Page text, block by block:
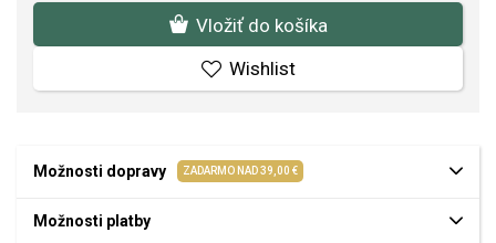
Vložiť do košíka
Wishlist
Možnosti dopravy ZADARMO NAD 39,00 €
Možnosti platby